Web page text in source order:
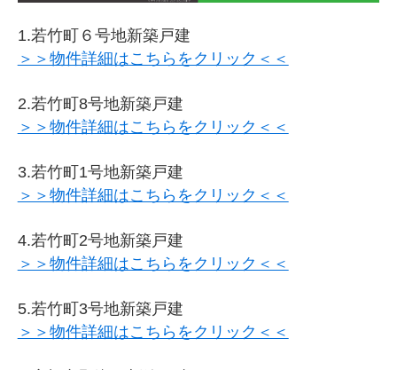
1.若竹町６号地新築戸建
＞＞物件詳細はこちらをクリック＜＜
2.若竹町8号地新築戸建
＞＞物件詳細はこちらをクリック＜＜
3.若竹町1号地新築戸建
＞＞物件詳細はこちらをクリック＜＜
4.若竹町2号地新築戸建
＞＞物件詳細はこちらをクリック＜＜
5.若竹町3号地新築戸建
＞＞物件詳細はこちらをクリック＜＜